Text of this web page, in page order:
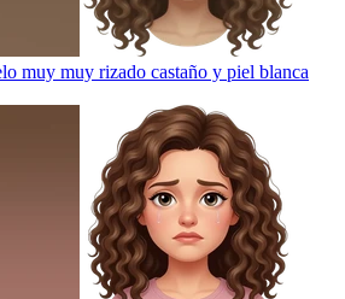
muy muy rizado castaño y piel blanca